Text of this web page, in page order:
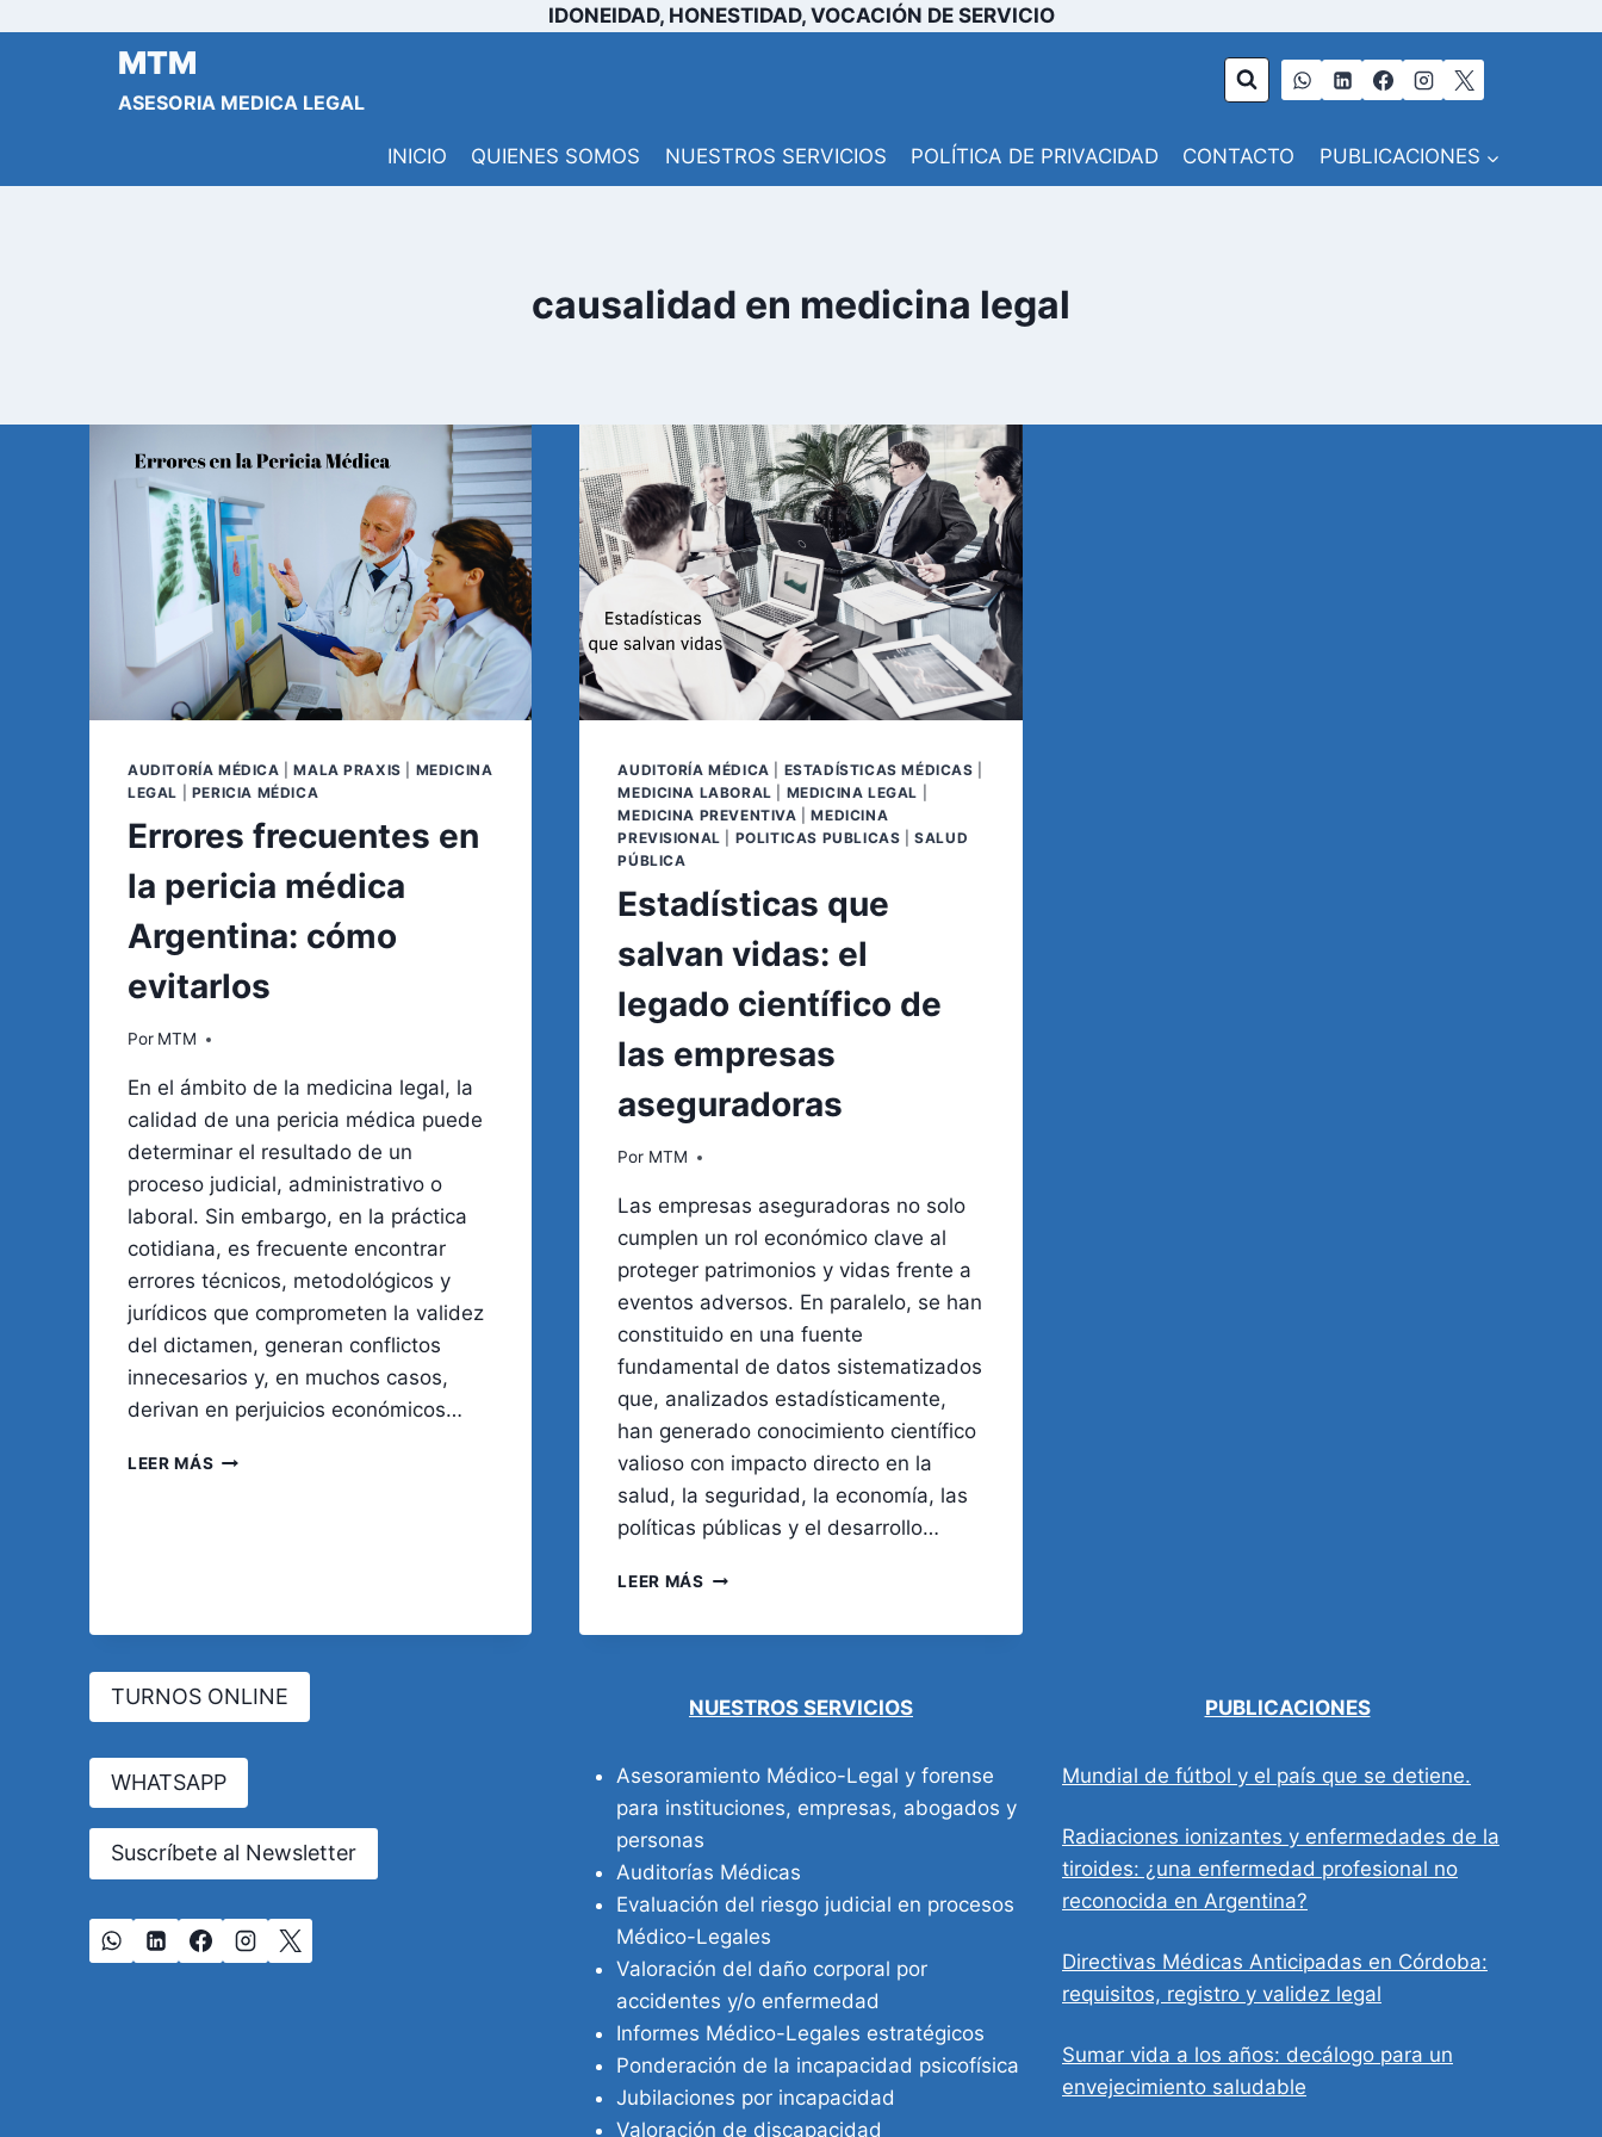
IDONEIDAD, HONESTIDAD, VOCACIÓN DE SERVICIO
MTM
ASESORIA MEDICA LEGAL
INICIO QUIENES SOMOS NUESTROS SERVICIOS POLÍTICA DE PRIVACIDAD CONTACTO PUBLICACIONES
causalidad en medicina legal
AUDITORÍA MÉDICA |MALA PRAXIS
MEDICINA
LEGAL
PERICIA MÉDICA
Errores frecuentes en
la pericia médica
Argentina: cómo
evitarlos
Por MTM
En el ámbito de la medicina legal, la
calidad de una pericia médica puede
determinar el resultado de un
proceso judicial, administrativo o
laboral. Sin embargo, en la práctica
cotidiana, es frecuente encontrar
errores técnicos, metodológicos y
jurídicos que comprometen la validez
del dictamen, generan conflictos
innecesarios y, en muchos casos,
derivan en perjuicios económicos…
LEER MÁS ERRORES
CÓMO
AUDITORÍA MÉDICA ESTADÍSTICAS MÉDICAS
MEDICINA LABORAL
MEDICINA LEGAL
MEDICINA PREVENTIVA
|MEDICINA
PREVISIONAL
POLITICAS PUBLICAS |SALUD
PÚBLICA
Estadísticas que
salvan vidas: el
legado científico de
las empresas
aseguradoras
Por MTM
Las empresas aseguradoras no solo
cumplen un rol económico clave al
proteger patrimonios y vidas frente a
eventos adversos. En paralelo, se han
constituido en una fuente
fundamental de datos sistematizados
que, analizados estadísticamente,
han generado conocimiento científico
valioso con impacto directo en la
salud, la seguridad, la economía, las
políticas públicas y el desarrollo…
LEER MÁS ESTADÍSTICAS
LEGADO
LAS
EMPRESAS
ASEGURADORAS
TURNOS ONLINE
WHATSAPP
Suscríbete al Newsletter
NUESTROS SERVICIOS
Asesoramiento Médico-Legal y forense
para instituciones, empresas, abogados y
personas
Auditorías Médicas
Evaluación del riesgo judicial en procesos
Médico-Legales
Valoración del daño corporal por
accidentes y/o enfermedad
Informes Médico-Legales estratégicos
Ponderación de la incapacidad psicofísica
Jubilaciones por incapacidad
Valoración de discapacidad
PUBLICACIONES
Mundial de fútbol y el país que se detiene.
Radiaciones ionizantes y enfermedades de la
tiroides: ¿una enfermedad profesional no
reconocida en Argentina?
Directivas Médicas Anticipadas en Córdoba:
requisitos, registro y validez legal
Sumar vida a los años: decálogo para un
envejecimiento saludable